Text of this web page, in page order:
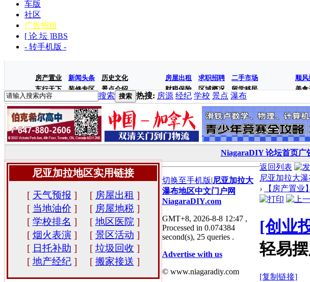
车版
社区
广告招租
[ 论 坛 ]BBS
- 转手机版 -
房产置业 新闻头条
历史文化
车行天下
装修专区 景点介绍
房屋出租 求职招聘
二手市场
财税保险
区域概况 留学移民
顺
美食
搜索 搜索 热搜: 房源 经纪 学校 景点 瀑布
NiagaraDIY 论坛首页广
返回列表
尼亚加拉大
›
【房产置业】
[创业
轻易
[复制链接]
尼亚加拉地区实用链接
[ 天气预报 ] [ 房屋出租 ]
[ 当地油价 ] [ 房屋地税]
[ 学校排名 ] [ 地区医院]
[ 烟火表演 ] [ 景区活动 ]
[ 日托补助 ] [ 垃圾回收 ]
[ 地产经纪] [ 搬家接送 ]
切换至手机版|尼亚加拉大
瀑布地区中文门户网
NiagaraDIY.com
GMT+8, 2026-8-8 12:47 ,
Processed in 0.074384
second(s), 25 queries .
Advertise with us
© www.niagaradiy.com